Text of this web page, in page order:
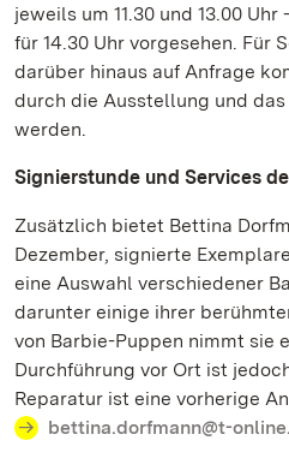
jeweils um 11.30 und 13.00
für 14.30 Uhr vorgesehen. Für
darüber hinaus auf Anfrage
durch die Ausstellung und
werden.
Signierstunde und Services
Zusätzlich bietet Bettina
Dezember, signierte
eine Auswahl verschiedener
darunter einige ihrer
von Barbie-Puppen nimmt sie
Durchführung vor Ort ist
Reparatur ist eine vorherige
bettina.dorfmann@t-